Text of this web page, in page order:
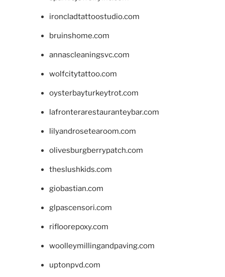
ironcladtattoostudio.com
bruinshome.com
annascleaningsvc.com
wolfcitytattoo.com
oysterbayturkeytrot.com
lafronterarestauranteybar.com
lilyandrosetearoom.com
olivesburgberrypatch.com
theslushkids.com
giobastian.com
glpascensori.com
rifloorepoxy.com
woolleymillingandpaving.com
uptonpvd.com